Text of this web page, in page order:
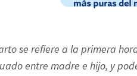
se refiere a la primera
entre madre e hijo, y